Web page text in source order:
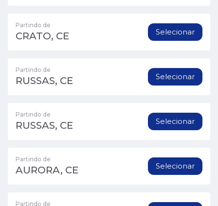
Partindo de
CRATO, CE Selecionar
Partindo de
RUSSAS, CE Selecionar
Partindo de
RUSSAS, CE Selecionar
Partindo de
AURORA, CE Selecionar
Partindo de